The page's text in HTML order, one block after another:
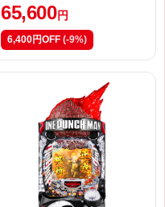
65,600円
6,400円OFF (-9%)